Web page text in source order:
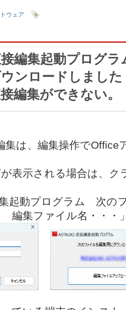
ウェア
接編集起動プログ
ンロードしまし
編集ができない。
集は、編集操作でOffice
表示される場合は、ク
集起動プログラム 次の
編集ファイル名・・・